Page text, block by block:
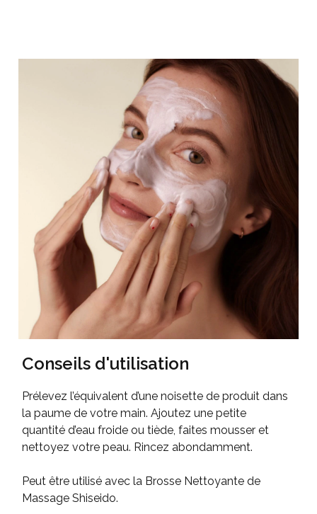
Conseils d'utilisation
Prélevez l’équivalent d’une noisette de produit dans
la paume de votre main. Ajoutez une petite
quantité d’eau froide ou tiède, faites mousser et
nettoyez votre peau. Rincez abondamment.
Peut être utilisé avec la Brosse Nettoyante de
Massage Shiseido.